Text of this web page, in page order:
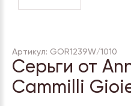
Артикул: GOR1239W/1010
Серьги от
Cammilli